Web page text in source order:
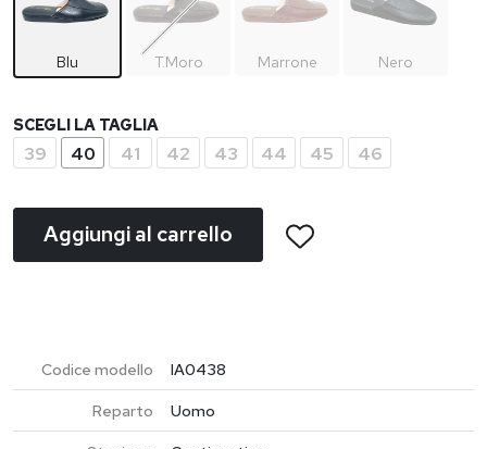
Blu T.Moro Marrone Nero
SCEGLI LA TAGLIA
39 40 41 42 43 44 45 46
Aggiungi al carrello
Codice modello
IA0438
Reparto
Uomo